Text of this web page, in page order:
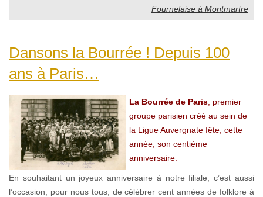
Fournelaise à Montmartre
Dansons la Bourrée ! Depuis 100
ans à Paris…
La Bourrée de Paris , premier
groupe parisien créé au sein de
la Ligue Auvergnate fête, cette
année, son centième
anniversaire.
En souhaitant un joyeux anniversaire à notre filiale, c’est aussi
l’occasion, pour nous tous, de célébrer cent années de folklore à